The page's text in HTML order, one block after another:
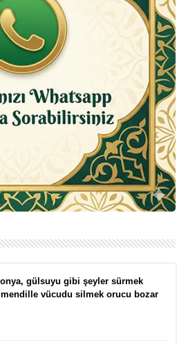
gülsuyu gibi şeyler sürmek
mendille vücudu silmek orucu bozar